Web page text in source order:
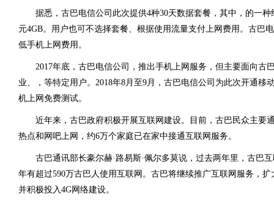
据悉，古巴电信公司此次提供4种30天数据套餐，其中，的一种
元4GB。用户也可不选择套餐、根据使用流量支付上网费用。古巴
低手机上网费用。
2017年底，古巴电信公司，推出手机上网服务，但主要面向古
业、，等特定用户。2018年8月至9月，古巴电信公司为此次开通移
机上网免费测试。
近年来，古巴政府积极开展互联网建设。目前，古巴民众主要
热点和网吧上网，约6万个家庭已在家中接通互联网服务。
古巴通讯部长豪尔赫·路易斯·佩尔多莫说，过去两年里，古巴互
年有超过590万古巴人使用互联网。古巴将继续推广互联网服务，
并积极投入4G网络建设。